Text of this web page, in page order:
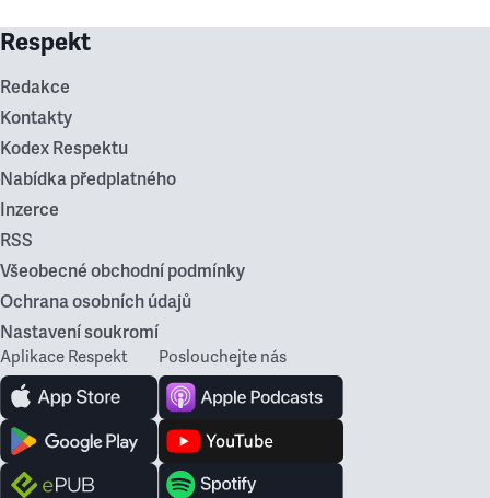
Respekt
Redakce
Kontakty
Kodex Respektu
Nabídka předplatného
Inzerce
RSS
Všeobecné obchodní podmínky
Ochrana osobních údajů
Nastavení soukromí
Aplikace Respekt Poslouchejte nás